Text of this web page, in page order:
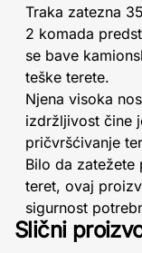
Traka zatezna
2 komada
se bave
teške terete.
Njena visoka
izdržljivost čine
pričvršćivanje
Bilo da
teret, ovaj
sigurnost
Slični